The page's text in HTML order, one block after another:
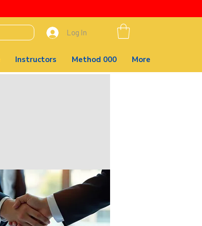
Log In
Instructors Method 000 More